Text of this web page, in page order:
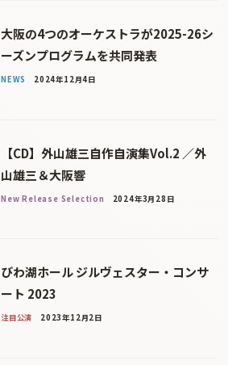
大阪の4つのオーケストラが2025-26シ
ーズンプログラムを共同発表
NEWS 2024年12月4日
【CD】外山雄三自作自演集Vol.2 ／外
山雄三＆大阪響
New Release Selection 2024年3月28日
びわ湖ホール ジルヴェスター・コンサ
ート 2023
注目公演 2023年12月2日